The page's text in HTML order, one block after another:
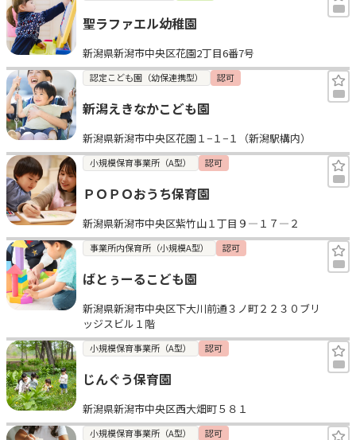
聖ラファエル幼稚園
新潟県新潟市中央区花園2丁目6番7号
認定こども園（幼保連携型） 認可
新潟えきなかこども園
新潟県新潟市中央区花園１−１−１（新潟駅構内）
小規模保育事業所（A型） 認可
ＰＯＰＯおうち保育園
新潟県新潟市中央区紫竹山１丁目９—１７—２
事業所内保育所（小規模A型） 認可
ばとぅーるこども園
新潟県新潟市中央区下大川前通３ノ町２２３０ブリ
ッジスビル１階
小規模保育事業所（A型） 認可
じんぐう保育園
新潟県新潟市中央区西大畑町５８１
小規模保育事業所（A型） 認可